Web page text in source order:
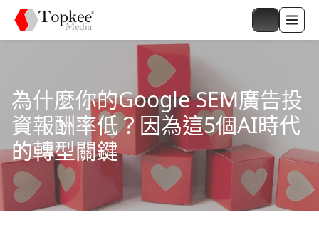
為什麼你的Google SEM廣告投
資報酬率低？因為這5個AI時代
的轉型關鍵